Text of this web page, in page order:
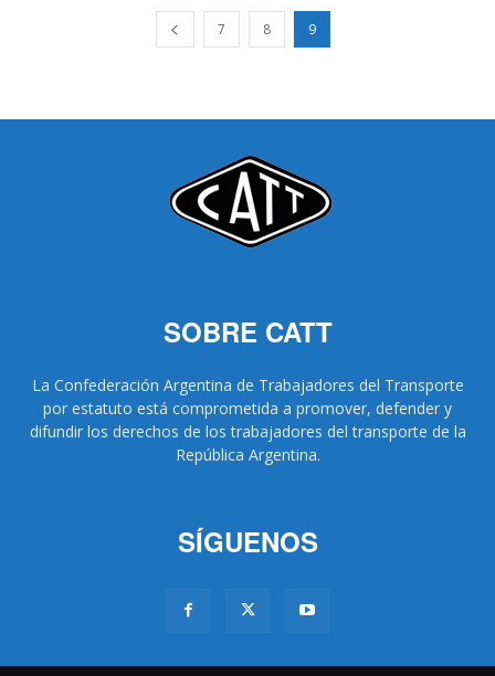
7 8 9
SOBRE CATT
La Confederación Argentina de Trabajadores del Transporte
por estatuto está comprometida a promover, defender y
difundir los derechos de los trabajadores del transporte de la
República Argentina.
SÍGUENOS